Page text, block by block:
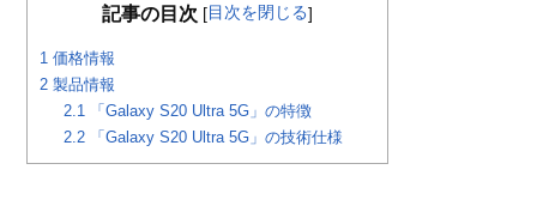
記事の目次 [目次を閉じる]
1 価格情報
2 製品情報
2.1 「Galaxy S20 Ultra 5G」の特徴
2.2 「Galaxy S20 Ultra 5G」の技術仕様